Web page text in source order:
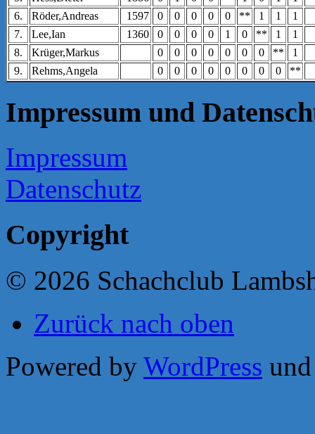
6.
Röder,Andreas 1597 0 0 0 0 0 ** 1 1
1
7.
Lee,Ian 1360 0 0 0 0 1 0 ** 1
1
8.
Krüger,Markus 0 0 0 0 0 0 0 **
1
9.
Rehms,Angela 0 0 0 0 0 0 0 0 **
Impressum und
Impressum
Datenschutz
Copyright
© 2026 Schachclub
Zurück nach oben
Powered by WordPress